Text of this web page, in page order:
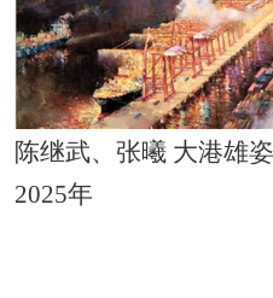
陈继武、张曦 大港雄
2025年